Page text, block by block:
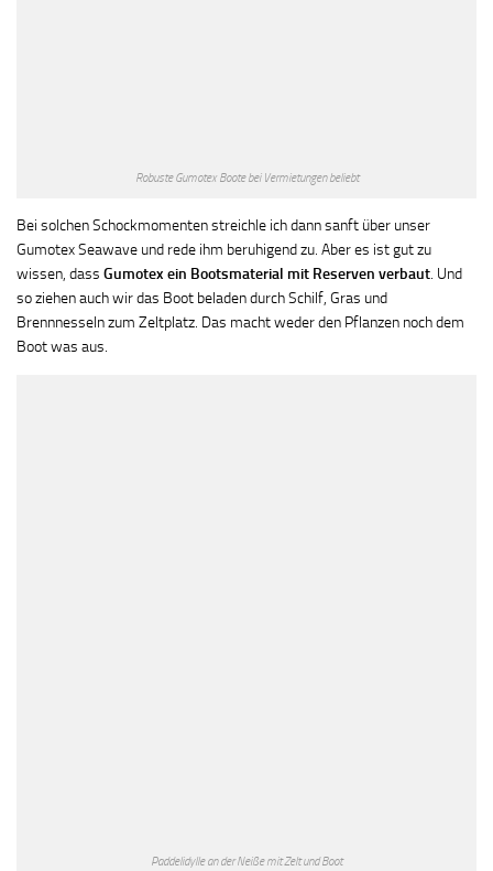
Robuste Gumotex Boote bei Vermietungen beliebt
Bei solchen Schockmomenten streichle ich dann sanft über unser
Gumotex Seawave und rede ihm beruhigend zu. Aber es ist gut zu
wissen, dass Gumotex ein Bootsmaterial mit Reserven verbaut. Und
so ziehen auch wir das Boot beladen durch Schilf, Gras und
Brennnesseln zum Zeltplatz. Das macht weder den Pflanzen noch dem
Boot was aus.
Paddelidylle an der Neiße mit Zelt und Boot